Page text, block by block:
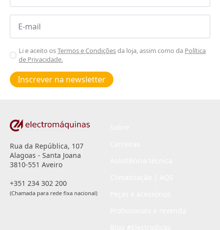
Email
Aceitar
Poiticas
de
privacidade
Li e aceito osTermos e Condiçõesda loja, assim como da Política
de Privacidade.
Inscrever na newsletter
Rua da República, 107
Alagoas - Santa Joana
3810-551 Aveiro
+351 234 302 200
(Chamada para rede fixa nacional)